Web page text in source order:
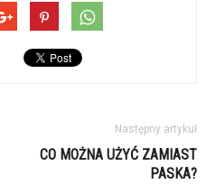
Następny artykuł
CO MOŻNA UŻYĆ ZAMIAST
PASKA?